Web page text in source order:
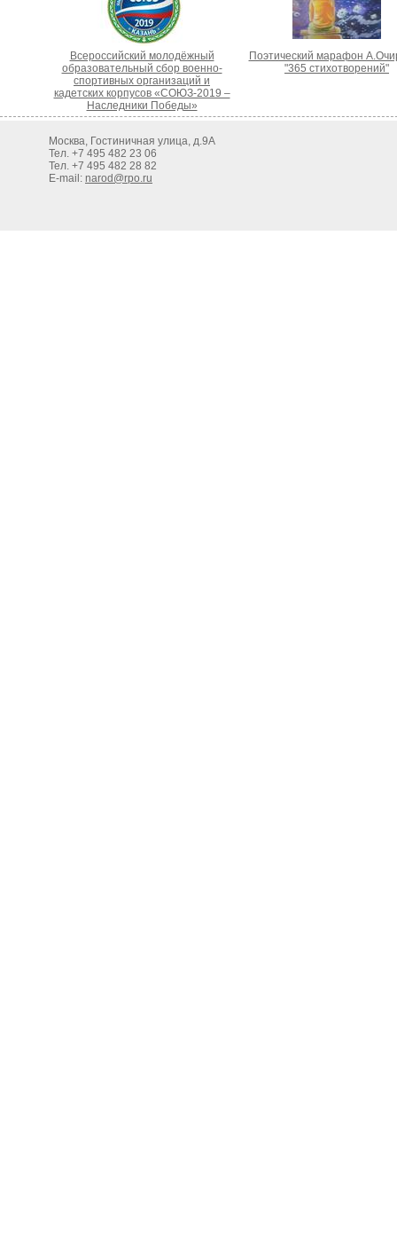
Всероссийский молодёжный
образовательный сбор военно-
спортивных организаций и
кадетских корпусов «СОЮЗ-2019 –
Наследники Победы»
Поэтический марафон
"365 стихотворений"
Москва, Гостиничная улица, д.9А
Тел. +7 495 482 23 06
Тел. +7 495 482 28 82
E-mail: narod@rpo.ru